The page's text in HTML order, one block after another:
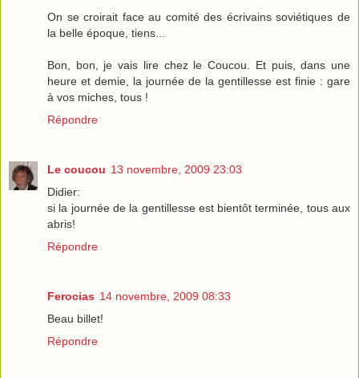
On se croirait face au comité des écrivains soviétiques de
la belle époque, tiens...
Bon, bon, je vais lire chez le Coucou. Et puis, dans une
heure et demie, la journée de la gentillesse est finie : gare
à vos miches, tous !
Répondre
Le coucou 13 novembre, 2009 23:03
Didier:
si la journée de la gentillesse est bientôt terminée, tous aux
abris!
Répondre
Ferocias 14 novembre, 2009 08:33
Beau billet!
Répondre